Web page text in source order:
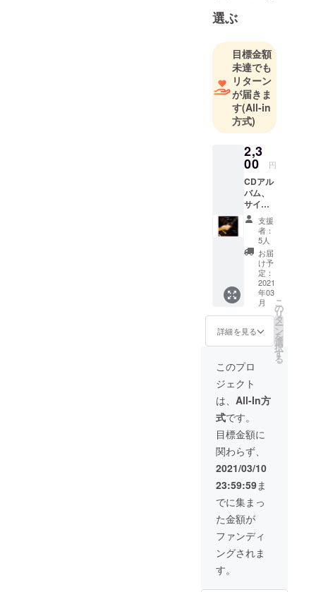
る。 その
後、中学2年
生の時にエ
レキギター
を始める。
ベンチャー
ズから入
り、ハード
ロック、へ
ヴィメタル
系に傾倒す
専門学校に
入り、石井
完治氏、清
水義文氏、
津本幸司氏
らに師事、3
年間在籍す
る。 この
時、フュー
ジョン、
ボサノバ、
ジャズ等、
様々なジャ
ンルのギ
ターに惹か
れるように
なる。
また、本格
的にアコー
スティック
ギターを始
める。
卒業後は同
校演奏助手
選ぶ
目標金額
未達でも
リターン
が届きま
す(All-in
方式)
2,3
00 円
CDアル
バム、
サイン
入り
フォト
イラス
ト（宛
名は入
りませ
ん）、
オリジ
ナル
ピック
支援
者：
5人
お届
け予
定：
2021
年03
月
詳細を見る
こ
の
リ
タ
ー
ン
を
選
択
す
る
このプロ
ジェクト
は、 All-In方
式です。
目標金額に
関わらず、
2021/03/10
23:59:59ま
でに集まっ
た金額が
ファンディ
ングされま
す。